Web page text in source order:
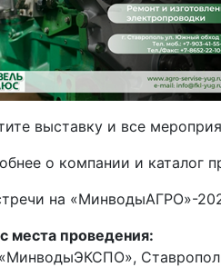
выставку и все
о компании и каталог
на «МинводыАГРО»-
места проведения: